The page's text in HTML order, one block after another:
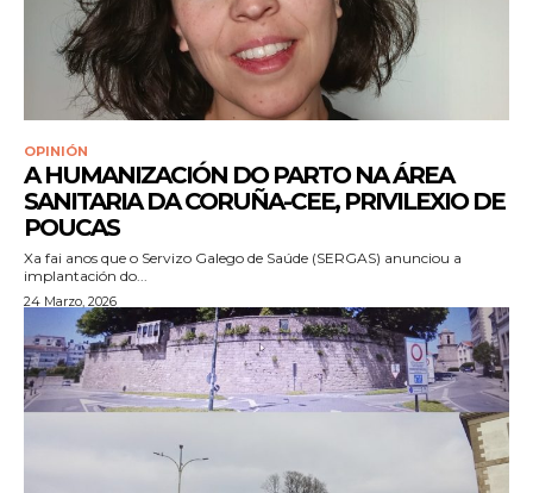
OPINIÓN
A HUMANIZACIÓN DO PARTO NA ÁREA
SANITARIA DA CORUÑA-CEE, PRIVILEXIO DE
POUCAS
Xa fai anos que o Servizo Galego de Saúde (SERGAS) anunciou a
implantación do...
24 Marzo, 2026